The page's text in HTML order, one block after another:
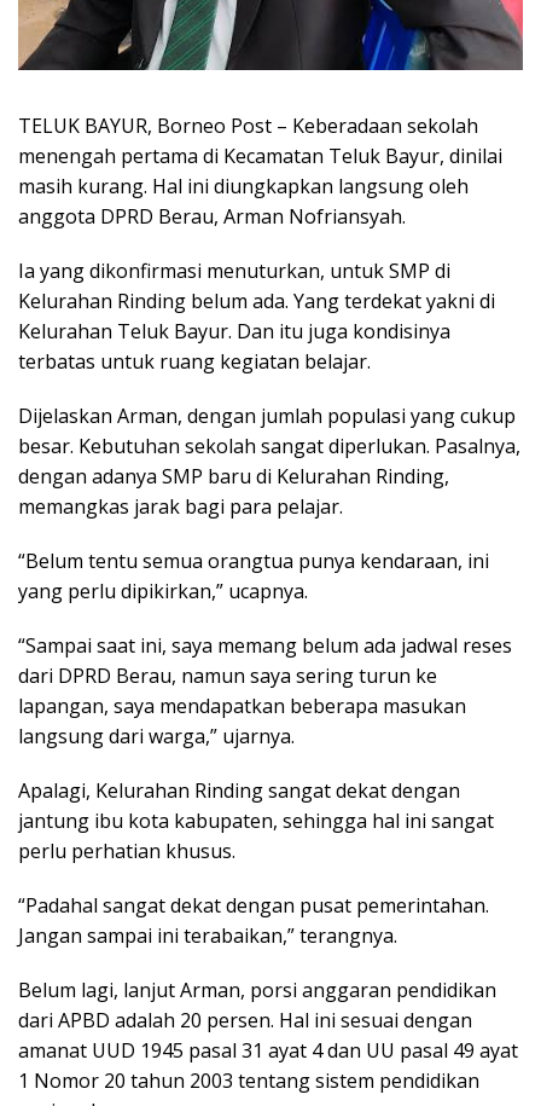
TELUK BAYUR, Borneo Post – Keberadaan sekolah
menengah pertama di Kecamatan Teluk Bayur, dinilai
masih kurang. Hal ini diungkapkan langsung oleh
anggota DPRD Berau, Arman Nofriansyah.
Ia yang dikonfirmasi menuturkan, untuk SMP di
Kelurahan Rinding belum ada. Yang terdekat yakni di
Kelurahan Teluk Bayur. Dan itu juga kondisinya
terbatas untuk ruang kegiatan belajar.
Dijelaskan Arman, dengan jumlah populasi yang cukup
besar. Kebutuhan sekolah sangat diperlukan. Pasalnya,
dengan adanya SMP baru di Kelurahan Rinding,
memangkas jarak bagi para pelajar.
“Belum tentu semua orangtua punya kendaraan, ini
yang perlu dipikirkan,” ucapnya.
“Sampai saat ini, saya memang belum ada jadwal reses
dari DPRD Berau, namun saya sering turun ke
lapangan, saya mendapatkan beberapa masukan
langsung dari warga,” ujarnya.
Apalagi, Kelurahan Rinding sangat dekat dengan
jantung ibu kota kabupaten, sehingga hal ini sangat
perlu perhatian khusus.
“Padahal sangat dekat dengan pusat pemerintahan.
Jangan sampai ini terabaikan,” terangnya.
Belum lagi, lanjut Arman, porsi anggaran pendidikan
dari APBD adalah 20 persen. Hal ini sesuai dengan
amanat UUD 1945 pasal 31 ayat 4 dan UU pasal 49 ayat
1 Nomor 20 tahun 2003 tentang sistem pendidikan